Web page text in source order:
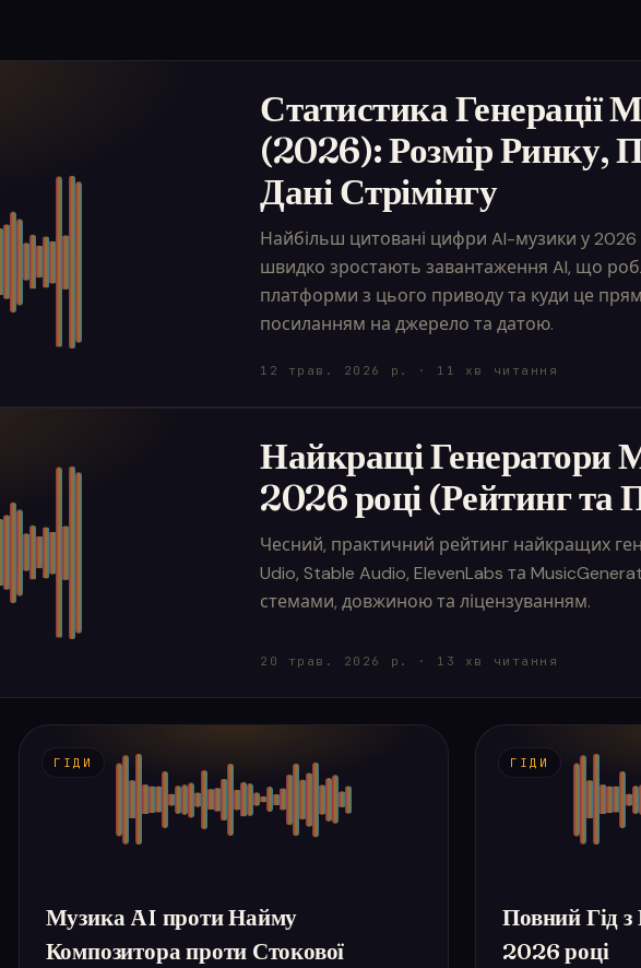
Статистика Генерації
(2026): Розмір Ринку,
Дані Стрімінгу
Найбільш цитовані цифри AI-музики у 2026
швидко зростають завантаження AI, що
платформи з цього приводу та куди це
посиланням на джерело та датою.
12 трав. 2026 р. · 11 хв читання
Найкращі Генератори
2026 році (Рейтинг та
Чесний, практичний рейтинг найкращих
Udio, Stable Audio, ElevenLabs та
стемами, довжиною та ліцензуванням.
20 трав. 2026 р. · 13 хв читання
ГІДИ
Музика AI проти Найму
Композитора проти Стокової
ГІДИ
Повний Гід з
2026 році